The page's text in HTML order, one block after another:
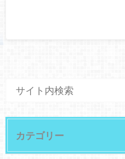
カテゴリー